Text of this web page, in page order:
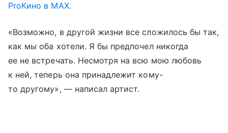
ProКино в MAX.
«Возможно, в другой жизни все сложилось бы так,
как мы оба хотели. Я бы предпочел никогда
ее не встречать. Несмотря на всю мою любовь
к ней, теперь она принадлежит кому-
то другому», — написал артист.